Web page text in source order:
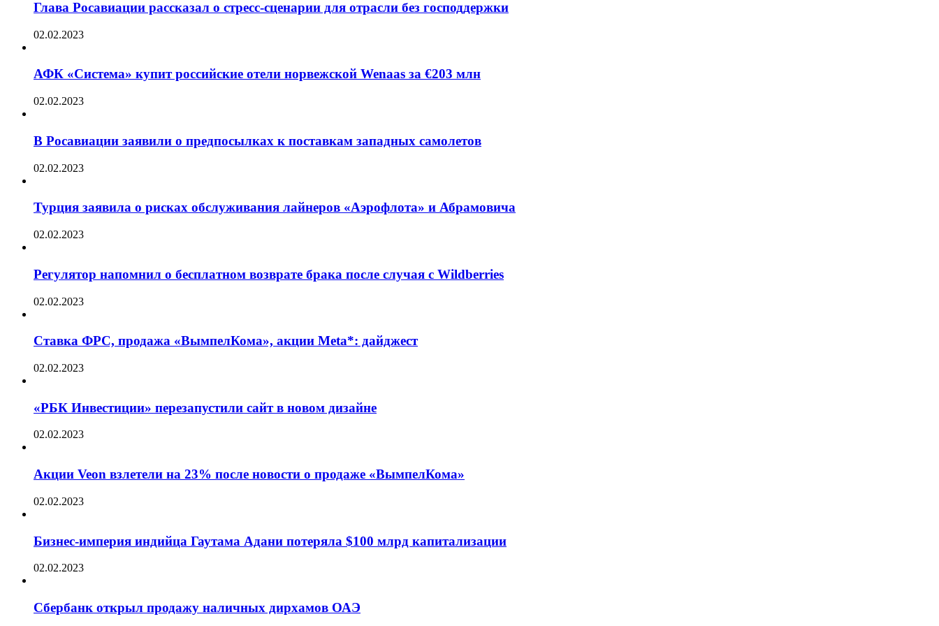
Глава Росавиации рассказал о стресс-сценарии для отрасли без господдержки
02.02.2023
АФК «Система» купит российские отели норвежской Wenaas за €203 млн
02.02.2023
В Росавиации заявили о предпосылках к поставкам западных самолетов
02.02.2023
Турция заявила о рисках обслуживания лайнеров «Аэрофлота» и Абрамовича
02.02.2023
Регулятор напомнил о бесплатном возврате брака после случая с Wildberries
02.02.2023
Ставка ФРС, продажа «ВымпелКома», акции Meta*: дайджест
02.02.2023
«РБК Инвестиции» перезапустили сайт в новом дизайне
02.02.2023
Акции Veon взлетели на 23% после новости о продаже «ВымпелКома»
02.02.2023
Бизнес-империя индийца Гаутама Адани потеряла $100 млрд капитализации
02.02.2023
Сбербанк открыл продажу наличных дирхамов ОАЭ